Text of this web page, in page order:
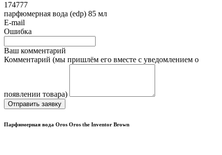
174777
парфюмерная вода (edp) 85 мл
E-mail
Ошибка
Ваш комментарий
Комментарий (мы пришлём его вместе с уведомлением о
появлении товара)
Отправить заявку
Парфюмерная вода Oros Oros the Inventor Brown